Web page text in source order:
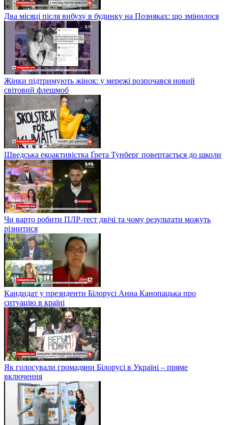
Два місяці після вибуху в будинку на Позняках: що змінилося
Жінки підтримують жінок: у мережі розпочався новий
світовий флешмоб
Шведська екоактивістка Ґрета Тунберг повертається до школи
Чи варто робити ПЛР-тест двічі та чому результати можуть
різнитися
Кандидат у президенти Білорусі Анна Канопацька про
ситуацію в країні
Як голосували громадяни Білорусі в Україні – пряме
включення